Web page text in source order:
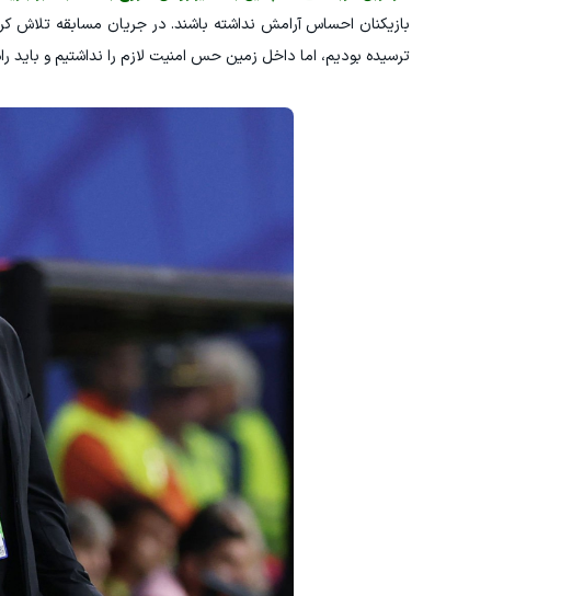
بازیکنان احساس آرامش نداشته باشند. در جریان مسابقه تلاش
ترسیده بودیم، اما داخل زمین حس امنیت لازم را نداشتیم و باید